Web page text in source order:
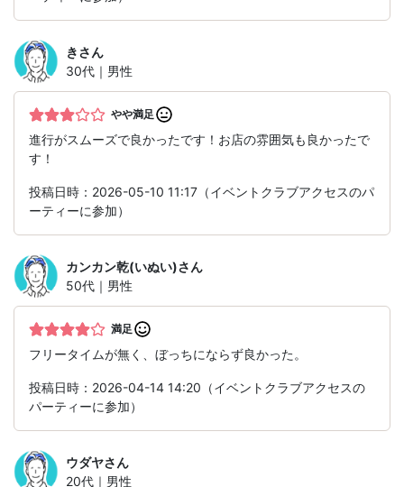
きさん
30代｜男性
やや満足
進行がスムーズで良かったです！お店の雰囲気も良かったで
す！
投稿日時：2026-05-10 11:17（イベントクラブアクセスのパ
ーティーに参加）
カンカン乾(いぬい)さん
50代｜男性
満足
フリータイムが無く、ぼっちにならず良かった。
投稿日時：2026-04-14 14:20（イベントクラブアクセスの
パーティーに参加）
ウダヤさん
20代｜男性